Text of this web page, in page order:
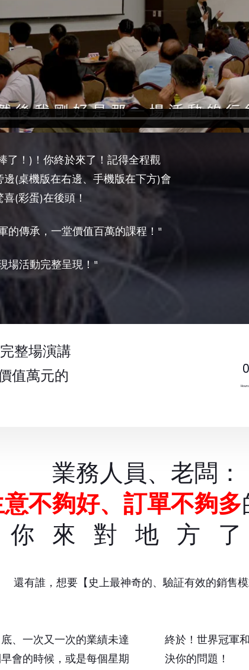
了！ )！你終於來了！記得全程觀
(桌機版在右邊、手機版在下方)會
(彩蛋)在後頭！
的傳承，一堂價值百萬的課程！"
場活動完整呈現！"
整場演講
值萬元的
0
Hours
業務人員、老闆：
不夠好、訂單不夠多
你 來 對 地 方 了
還有誰，想要【史上最神奇的、驗証有效的銷售模
、一次又一次的業績未達
會的時候，或是每個星期
終於！世界冠軍
決你的問題！